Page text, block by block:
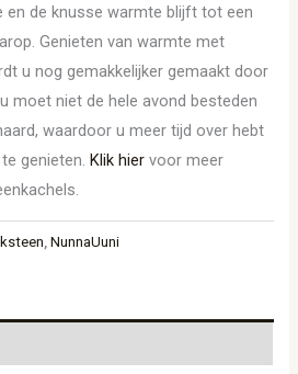
en de knusse warmte blijft tot een
Genieten van warmte met
u nog gemakkelijker gemaakt door
moet niet de hele avond besteden
waardoor u meer tijd over hebt
genieten.Klik hier voor meer
,NunnaUuni